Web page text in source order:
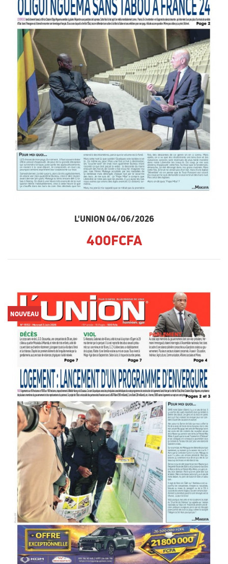
L'UNION 04/06/2026
400FCFA
NOUVEAU